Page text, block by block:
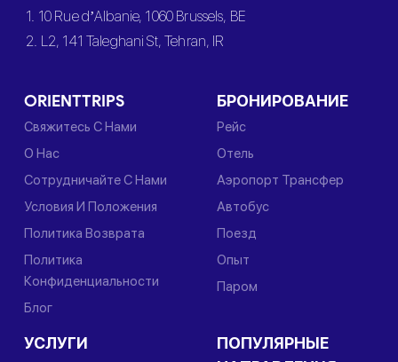
1. 10 Rue d’Albanie, 1060 Brussels, BE
2. L2, 141 Taleghani St, Tehran, IR
ORIENTTRIPS
Свяжитесь С Нами
О Нас
Сотрудничайте С Нами
Условия И Положения
Политика Возврата
Политика
Конфиденциальности
Блог
БРОНИРОВАНИЕ
Рейс
Отель
Аэропорт Трансфер
Автобус
Поезд
Опыт
Паром
УСЛУГИ
ПОПУЛЯРНЫЕ